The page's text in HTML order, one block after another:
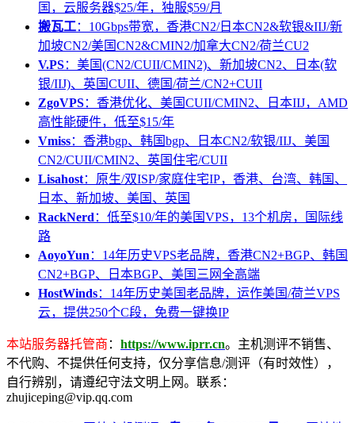
国，云服务器$25/年，独服$59/月
搬瓦工：10Gbps带宽，香港CN2/日本CN2&软银&IIJ/新
加坡CN2/美国CN2&CMIN2/加拿大CN2/荷兰CU2
V.PS：美国(CN2/CUII/CMIN2)、新加坡CN2、日本(软
银/IIJ)、英国CUII、德国/荷兰/CN2+CUII
ZgoVPS：香港优化、美国CUII/CMIN2、日本IIJ，AMD
高性能硬件，低至$15/年
Vmiss：香港bgp、韩国bgp、日本CN2/软银/IIJ、美国
CN2/CUII/CMIN2、英国住宅/CUII
Lisahost：原生/双ISP/家庭住宅IP，香港、台湾、韩国、
日本、新加坡、美国、英国
RackNerd ：低至$10/年的美国VPS，13个机房，国际线
路
AoyoYun ：14年历史VPS老品牌，香港CN2+BGP、韩国
CN2+BGP、日本BGP、美国三网全高端
HostWinds：14年历史美国老品牌，运作美国/荷兰VPS
云，提供250个C段，免费一键换IP
本站服务器托管商 ： https://www.iprr.cn。主机测评不销售、
不代购、不提供任何支持，仅分享信息/测评（有时效性），
自行辨别，请遵纪守法文明上网。联系：
zhujiceping@vip.qq.com